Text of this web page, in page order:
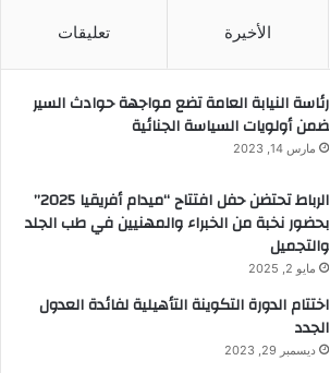
الأخيرة تعليقات
رئاسة النيابة العامة تضع مواجهة حوادث السير
ضمن أولويات السياسة الجنائية
مارس 14, 2023
الرباط تحتضن حفل افتتاح “ميدام أفريقيا 2025”
بحضور نخبة من الخبراء والمهنيين في طب الجلد
والتجميل
مايو 2, 2025
اختتام الدورة التكوينة التأهيلية لفائدة العدول
الجدد
ديسمبر 29, 2023